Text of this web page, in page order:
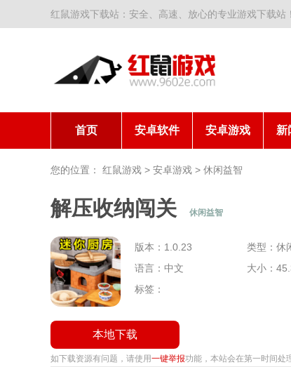
红鼠游戏下载站：安全、高速、放心的专业游戏下载站！
首页 安卓软件 安卓游戏 新
您的位置： 红鼠游戏 > 安卓游戏 > 休闲益智
解压收纳闯关 休闲益智
版本：1.0.23 类型：休
语言：中文
大小：
标签：
本地下载
如下载资源有问题，请使用一键举报功能，本站会在第一时间处